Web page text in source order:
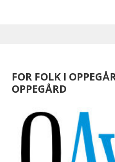
FOR FOLK I
OPPEGÅRD